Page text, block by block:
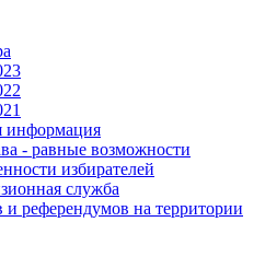
информация
- равные возможности
избирателей
служба
референдумов на территории